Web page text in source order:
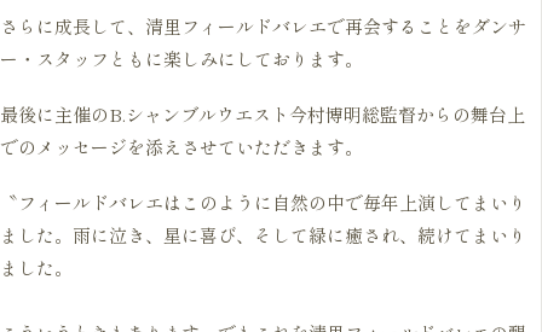
さらに成長して、清里フィールドバレエで再会することをダンサ
ー・スタッフともに楽しみにしております。
最後に主催のB.シャンブルウエスト今村博明総監督からの舞台上
でのメッセージを添えさせていただきます。
〝フィールドバレエはこのように自然の中で毎年上演してまいり
ました。雨に泣き、星に喜び、そして緑に癒され、続けてまいり
ました。